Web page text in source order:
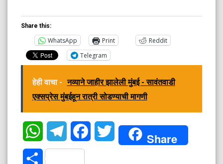
Share this:
WhatsApp Print
Reddit
Telegram
हेही वाचा - नव्याने जाहीर झालेली मुंबई - सावंतवाडी
एक्सप्रेस मुंबईहून रात्री सोडण्याची मागणी
WhatsAppTelegramFacebookTwitter Share
Share